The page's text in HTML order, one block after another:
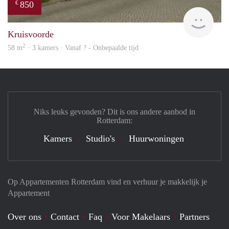
€ 850
Kruisvoorde
58 m2 · 3 kamers · Vanaf ? - Onbepaalde tijd
Op Appartementen Rotterdam vind en verhuur je makkelijk je
Appartement
Over ons Contact Faq Voor Makelaars Partners
Niks leuks gevonden? Dit is ons andere aanbod in
Rotterdam:
Kamers Studio's Huurwoningen